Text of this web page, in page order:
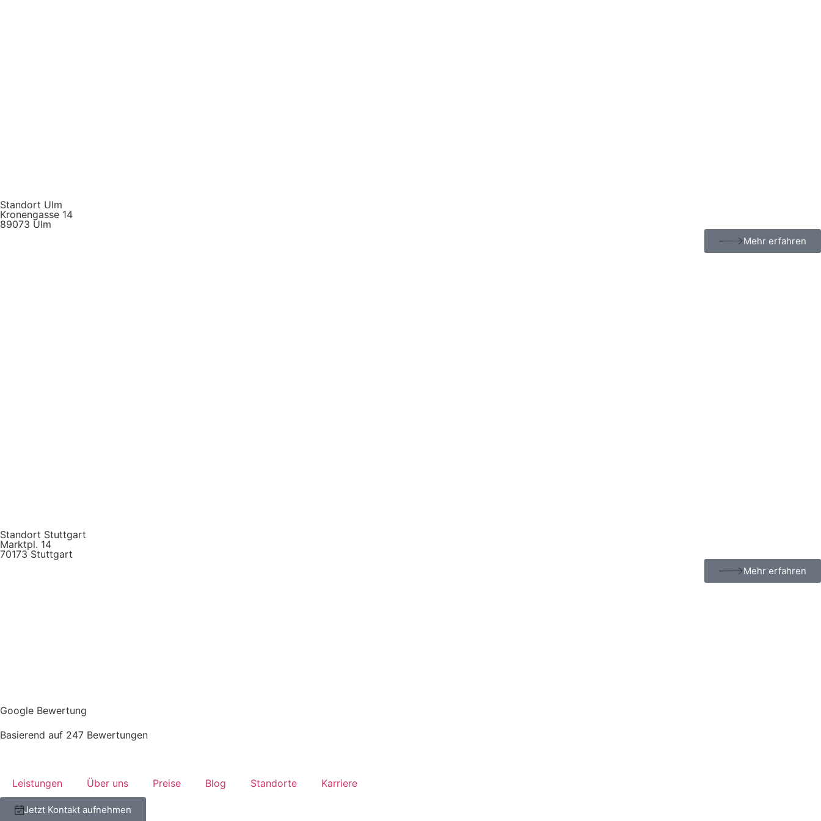
Standort Ulm
Kronengasse 14
89073 Ulm
Mehr erfahren
Standort Stuttgart
Marktpl. 14
70173 Stuttgart
Mehr erfahren
Google Bewertung
Basierend auf 247 Bewertungen
Leistungen Über uns Preise Blog Standorte Karriere
Jetzt Kontakt aufnehmen